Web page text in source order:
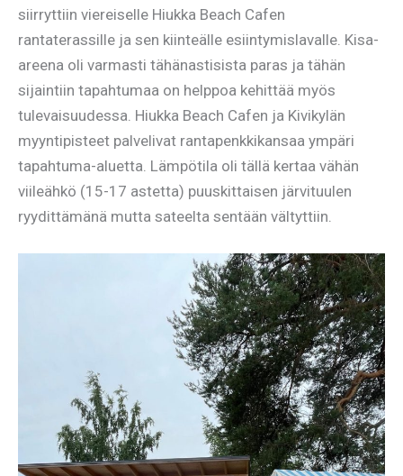
siirryttiin viereiselle Hiukka Beach Cafen
rantaterassille ja sen kiinteälle esiintymislavalle. Kisa-
areena oli varmasti tähänastisista paras ja tähän
sijaintiin tapahtumaa on helppoa kehittää myös
tulevaisuudessa. Hiukka Beach Cafen ja Kivikylän
myyntipisteet palvelivat rantapenkkikansaa ympäri
tapahtuma-aluetta. Lämpötila oli tällä kertaa vähän
viileähkö (15-17 astetta) puuskittaisen järvituulen
ryydittämänä mutta sateelta sentään vältyttiin.